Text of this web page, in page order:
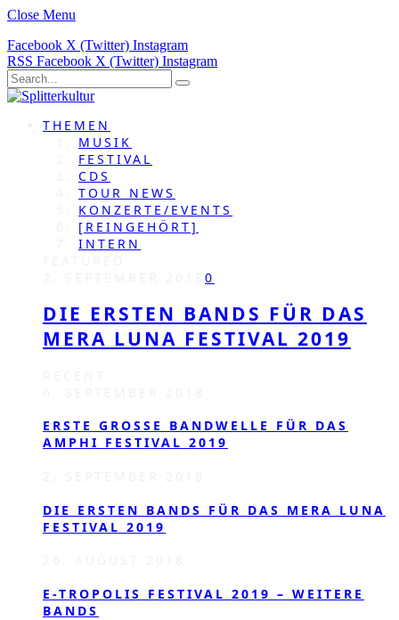
Close Menu
Facebook X (Twitter) Instagram
RSS Facebook X (Twitter) Instagram
THEMEN
MUSIK
FESTIVAL
CDS
TOUR NEWS
KONZERTE/EVENTS
[REINGEHÖRT]
INTERN
0
DIE ERSTEN BANDS FÜR DAS
MERA LUNA FESTIVAL 2019
ERSTE GROSSE BANDWELLE FÜR DAS A
MPHI FESTIVAL 2019
DIE ERSTEN BANDS FÜR DAS MERA LUNA
FESTIVAL 2019
E-TROPOLIS FESTIVAL 2019 – WEITERE
BANDS